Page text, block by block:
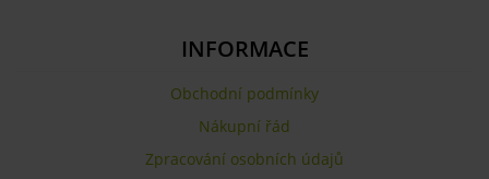
INFORMACE
Obchodní podmínky
Nákupní řád
Zpracování osobních údajů